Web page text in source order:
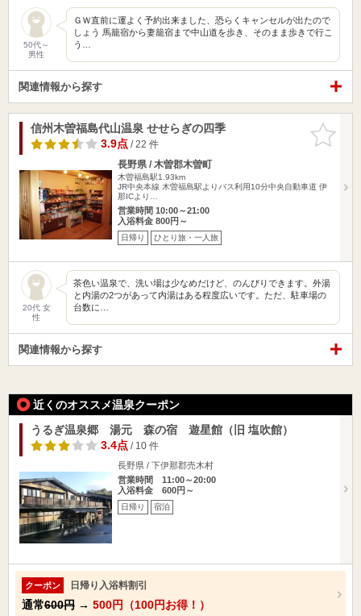
50代～
男性
ＧＷ直前に運よく予約出来ました、恐らくキャンセルが出たので
しょう 馬籠宿から妻籠宿まで中山道を歩き、そのまま歩きで行こ
う…
関連情報から探す
お気に入
りに追加
信州木曽福島代山温泉 せせらぎの四季
3.9点/ 22 件
長野県 / 木曽郡木曽町
木曽福島駅1.93km
JR中央本線 木曽福島駅よりバス利用10分中央自動車道 伊
那ICより…
営業時間 10:00～21:00
入浴料金 800円～
日帰り ひとり旅・一人旅
20代 女
性
茶色い温泉で、洗い場は少なめだけど、のんびりできます。外湯
と内湯の2つがあって内湯はある程度広いです。ただ、駐車場の
台数に…
関連情報から探す
近くのオススメ温泉クーポン
うるぎ温泉郷 湯元 森の宿 遊星館（旧 塩吹館）
3.4点/ 10 件
長野県 / 下伊那郡売木村
営業時間 11:00～20:00
入浴料金 600円～
日帰り 宿泊
クーポン 日帰り入浴料割引
通常600円 → 500円（100円お得！）